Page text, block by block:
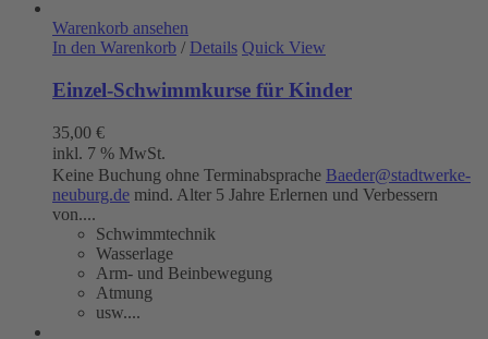
Warenkorb ansehen
In den Warenkorb / Details Quick View
Einzel-Schwimmkurse für Kinder
35,00 €
inkl. 7 % MwSt.
Keine Buchung ohne Terminabsprache Baeder@stadtwerke-
neuburg.de mind. Alter 5 Jahre Erlernen und Verbessern
von....
Schwimmtechnik
Wasserlage
Arm- und Beinbewegung
Atmung
usw....